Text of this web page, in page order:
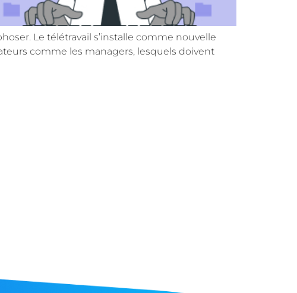
Le télétravail s’installe comme nouvelle
comme les managers, lesquels doivent